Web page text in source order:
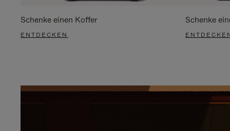
Schenke einen Koffer
ENTDECKEN
Schenke